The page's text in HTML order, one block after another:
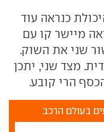
כנראה עוד
מיישר קו עם
שני את השוק.
מצד שני, יתכן
הרי קובע.
בעולם הרכב